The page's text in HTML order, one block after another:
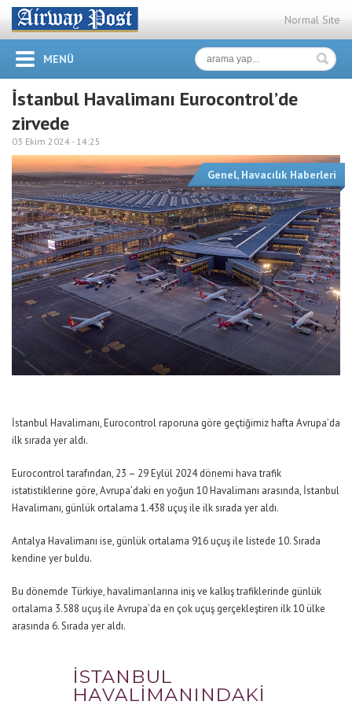
Normal Site
MENÜ
İstanbul Havalimanı Eurocontrol’de
zirvede
03 Ekim 2024 - 14:25
Genel, Havacılık Haberleri
İstanbul Havalimanı, Eurocontrol raporuna göre geçtiğimiz hafta Avrupa’da
ilk sırada yer aldı.
Eurocontrol tarafından, 23 – 29 Eylül 2024 dönemi hava trafik
istatistiklerine göre, Avrupa’daki en yoğun 10 Havalimanı arasında, İstanbul
Havalimanı, günlük ortalama 1.438 uçuş ile ilk sırada yer aldı.
Antalya Havalimanı ise, günlük ortalama 916 uçuş ile listede 10. Sırada
kendine yer buldu.
Bu dönemde Türkiye, havalimanlarına iniş ve kalkış trafiklerinde günlük
ortalama 3.588 uçuş ile Avrupa’da en çok uçuş gerçekleştiren ilk 10 ülke
arasında 6. Sırada yer aldı.